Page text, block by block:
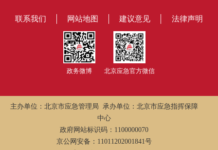
联系我们 网站地图 建议意见 法律声明
政务微博 北京应急官方微信
主办单位：北京市应急管理局 承办单位：北京市应急指挥保障
中心
政府网站标识码：1100000070
京公网安备：11011202001841号